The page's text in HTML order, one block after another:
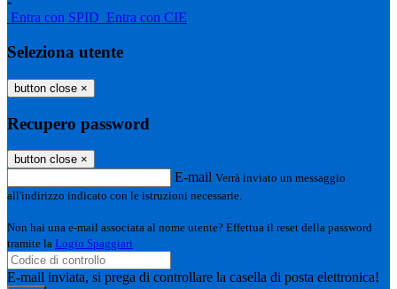
Entra con SPID Entra con CIE
Seleziona utente
button close ×
Recupero password
button close ×
E-mail Verrà inviato un messaggio
all'indirizzo indicato con le istruzioni necessarie.
Non hai una e-mail associata al nome utente? Effettua il reset della password
tramite la Login Spaggiari
E-mail inviata, si prega di controllare la casella di posta elettronica!